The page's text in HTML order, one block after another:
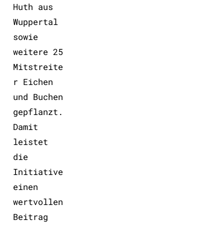
Huth aus
Wuppertal
sowie
weitere 25
Mitstreite
r Eichen
und Buchen
gepflanzt.
Damit
leistet
die
Initiative
einen
wertvollen
Beitrag